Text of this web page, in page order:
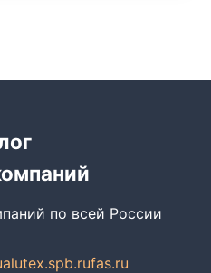
по всей России
alutex.spb.rufas.ru